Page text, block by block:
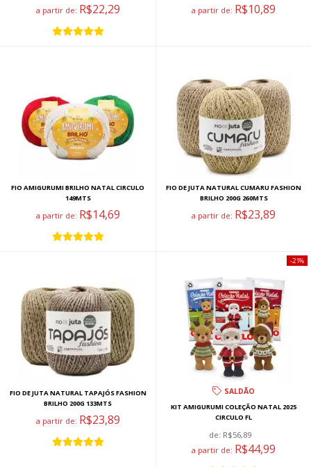
a partir de: R$22,29 a partir de: R$10,89
FIO AMIGURUMI BRILHO NATAL CIRCULO
149MTS
a partir de: R$14,69
FIO DE JUTA NATURAL CUMARU FASHION
BRILHO 200G 260MTS
a partir de: R$23,89
FIO DE JUTA NATURAL TAPAJÓS FASHION
BRILHO 200G 133MTS
a partir de: R$23,89
SALDÃO
KIT AMIGURUMI COLEÇÃO NATAL 2025
CIRCULO FL
de: R$56,89
a partir de: R$44,99
21%